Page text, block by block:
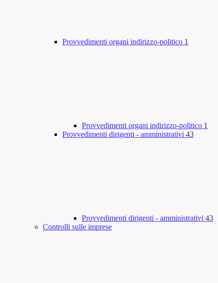
Provvedimenti organi indirizzo-politico 1
Provvedimenti organi indirizzo-politico 1
Provvedimenti dirigenti - amministrativi 43
Provvedimenti dirigenti - amministrativi 43
Controlli sulle imprese